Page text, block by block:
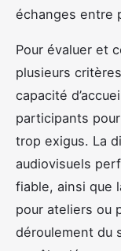
échanges entre
Pour évaluer et
plusieurs
capacité
participants
trop exigus. La
audiovisuels
fiable, ainsi que
pour ateliers ou
déroulement du